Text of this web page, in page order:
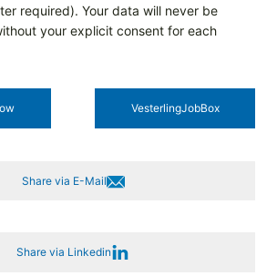
required). Your data will never be
your explicit consent for each
Vesterling­JobBox
Share via E-Mail
Share via Linkedin